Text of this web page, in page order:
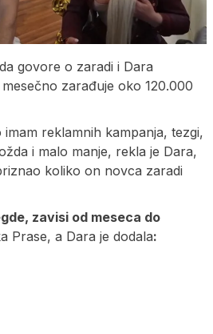
govore o zaradi i Dara
zarađuje oko 120.000
reklamnih kampanja, tezgi,
i malo manje, rekla je Dara,
koliko on novca zaradi
zavisi od meseca do
Prase, a Dara je dodala: